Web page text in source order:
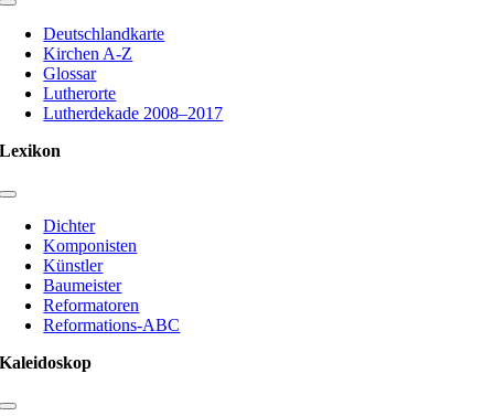
Toggle
NavigationDeutschlandkarte
Kirchen A-Z
Glossar
Lutherorte
Lutherdekade 2008–2017
Lexikon
Toggle
Navigation
Dichter
Komponisten
Künstler
Baumeister
Reformatoren
Reformations-ABC
Kaleidoskop